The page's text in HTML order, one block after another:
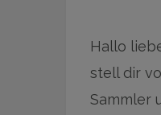
Hallo
stell dir
Sammler